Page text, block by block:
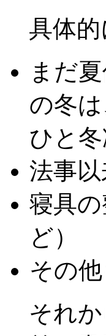
具体的
まだ
の冬
ひと冬
法事
寝具
ど）
その他
それか